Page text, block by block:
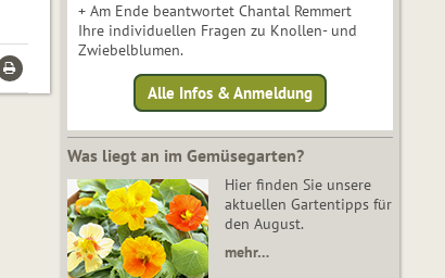
+ Am Ende beantwortet Chantal Remmert
Ihre individuellen Fragen zu Knollen- und
Zwiebelblumen.
Alle Infos & Anmeldung
Was liegt an im Gemüsegarten?
Hier finden Sie unsere
aktuellen Gartentipps für
den August.
mehr…